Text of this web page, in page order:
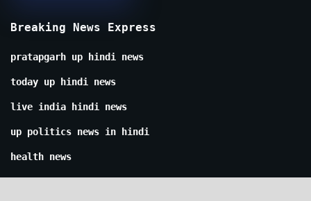
Breaking News Express
pratapgarh up hindi news
today up hindi news
live india hindi news
up politics news in hindi
health news